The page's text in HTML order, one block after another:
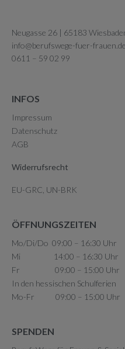
Neugasse 26 | 65183
info@berufswege-fuer-frauen.de
0611 – 59 02 99
INFOS
Impressum
Datenschutz
AGB
Widerrufsrecht
EU-GRC, UN-BRK
ÖFFNUNGSZEITEN
Mo/Di/Do 09:00 – 16:30 Uhr
Mi 14:00 – 16:30 Uhr
Fr 09:00 – 15:00 Uhr
In den hessischen Schulferien
Mo-Fr 09:00 – 15:00 Uhr
SPENDEN